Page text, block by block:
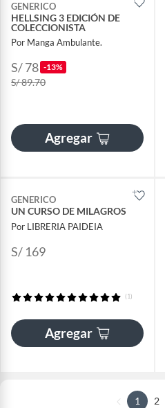
GENERICO
HELLSING 3 EDICIÓN DE
COLECCIONISTA
Por Manga Ambulante.
S/ 78 -13%
S/ 89.70
Agregar
GENERICO
UN CURSO DE MILAGROS
Por LIBRERIA PAIDEIA
S/ 169
(1)
Agregar
1 2